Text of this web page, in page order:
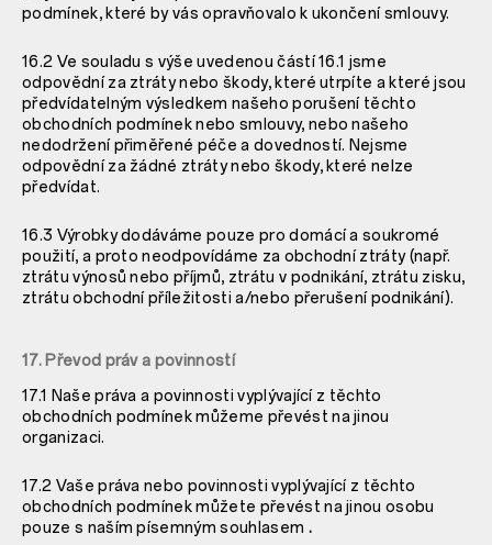
podmínek, které by vás opravňovalo k ukončení smlouvy.
16.2 Ve souladu s výše uvedenou částí16.1 jsme
odpovědní za ztráty nebo škody, které utrpíte a které jsou
předvídatelným výsledkem našeho porušení těchto
obchodních podmínek nebo smlouvy, nebo našeho
nedodržení přiměřené péče a dovedností. Nejsme
odpovědní za žádné ztráty nebo škody, které nelze
předvídat.
16.3 Výrobky dodáváme pouze pro domácí a soukromé
použití, a proto neodpovídáme za obchodní ztráty (např.
ztrátu výnosů nebo příjmů, ztrátu v podnikání, ztrátu zisku,
ztrátu obchodní příležitosti a/nebo přerušení podnikání).
17. Převod práv a povinností
17.1 Naše práva a povinnosti vyplývající z těchto
obchodních podmínek můžeme převést na jinou
organizaci.
17.2 Vaše práva nebo povinnosti vyplývající z těchto
obchodních podmínek můžete převést na jinou osobu
pouze s naším písemným souhlasem .